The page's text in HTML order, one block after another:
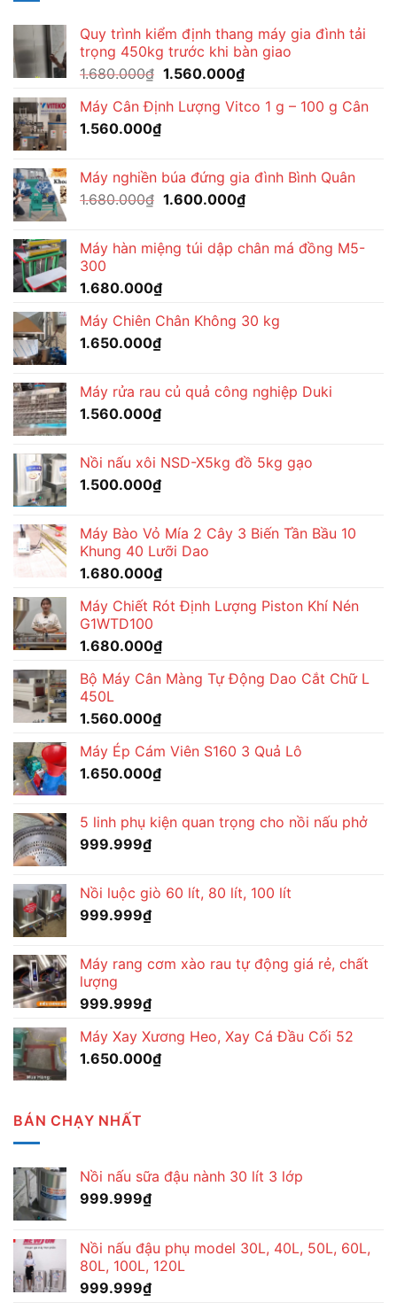
Quy trình kiểm định thang máy gia đình tải
trọng 450kg trước khi bàn giao
1.680.000₫ Giá
là:
1.560.000₫Giá
tại
Máy Cân Định Lượng Vitco 1 g – 100 g Cân
1.560.000₫
Máy nghiền búa đứng gia đình Bình Quân
1.680.000₫ Giá
1.680.000₫.
1.600.000₫Giá
là:
Máy hàn miệng túi dập chân má đồng M5-
300
1.680.000₫
Máy Chiên Chân Không 30 kg
1.650.000₫
Máy rửa rau củ quả công nghiệp Duki
1.560.000₫
Nồi nấu xôi NSD-X5kg đồ 5kg gạo
1.500.000₫
Máy Bào Vỏ Mía 2 Cây 3 Biến Tần Bầu 10
Khung 40 Lưỡi Dao
1.680.000₫
Máy Chiết Rót Định Lượng Piston Khí Nén
G1WTD100
1.680.000₫
Bộ Máy Cân Màng Tự Động Dao Cắt Chữ L
450L
1.560.000₫
Máy Ép Cám Viên S160 3 Quả Lô
1.650.000₫
5 linh phụ kiện quan trọng cho nồi nấu phở
999.999₫
Nồi luộc giò 60 lít, 80 lít, 100 lít
999.999₫
Máy rang cơm xào rau tự động giá rẻ, chất
lượng
999.999₫
Máy Xay Xương Heo, Xay Cá Đầu Cối 52
1.650.000₫
BÁN CHẠY NHẤT
Nồi nấu sữa đậu nành 30 lít 3 lớp
999.999₫
Nồi nấu đậu phụ model 30L, 40L, 50L, 60L,
80L, 100L, 120L
999.999₫